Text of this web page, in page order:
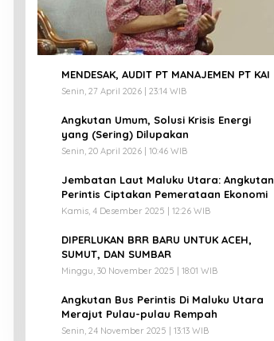
MENDESAK, AUDIT PT MANAJEMEN PT KAI
Senin, 27 April 2026 | 23:14 WIB
Angkutan Umum, Solusi Krisis Energi
yang (Sering) Dilupakan
Senin, 20 April 2026 | 10:46 WIB
Jembatan Laut Maluku Utara: Angkutan
Perintis Ciptakan Pemerataan Ekonomi
Kamis, 4 Desember 2025 | 12:26 WIB
DIPERLUKAN BRR BARU UNTUK ACEH,
SUMUT, DAN SUMBAR
Minggu, 30 November 2025 | 18:01 WIB
Angkutan Bus Perintis Di Maluku Utara
Merajut Pulau-pulau Rempah
Senin, 24 November 2025 | 13:13 WIB